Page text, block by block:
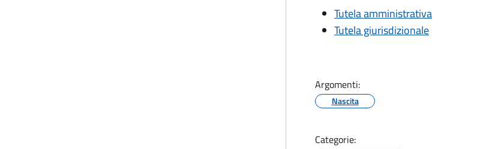
Tutela amministrativa
Tutela giurisdizionale
Argomenti:
Nascita
Categorie: